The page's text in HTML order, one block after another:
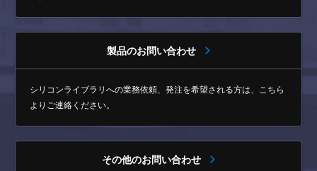
製品のお問い合わせ
シリコンライブラリへの業務依頼、発注を希望される方は、 こちら
よりご連絡ください。
その他のお問い合わせ